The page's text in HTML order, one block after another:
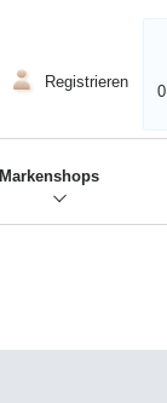
Registrieren
0
Markenshops